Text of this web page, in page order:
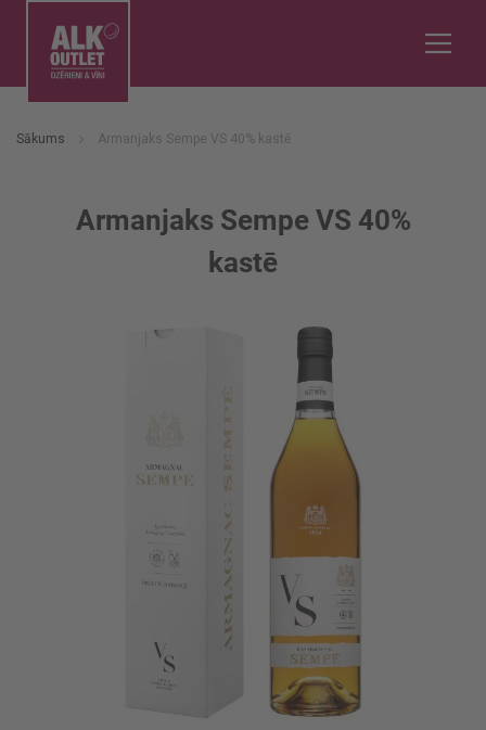
Sākums Armanjaks Sempe VS 40% kastē
Armanjaks Sempe VS 40%
kastē